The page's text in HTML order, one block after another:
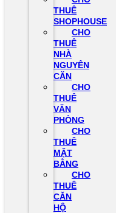
THUÊ
SHOPHOUSE
CHO
THUÊ
NHÀ
NGUYÊN
CĂN
CHO
THUÊ
VĂN
PHÒNG
CHO
THUÊ
MẶT
BẰNG
CHO
THUÊ
CĂN
HỘ